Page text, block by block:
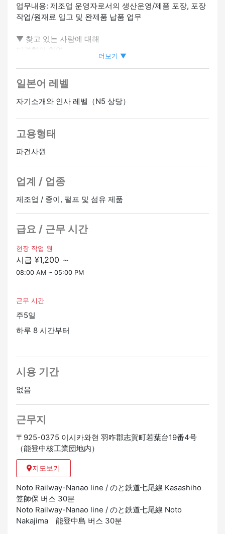
・에어컨 및 난방 설비
지침이 전달되는 정도
채용 담당자가 서류전형 합격자에게 연락을 드릴 예정입니
다.
업무내용: 제조업 운영자로서의 생산운영/제품 포장, 포장
작업/원재료 입고 및 완제품 납품 업무
▼ 찾고 있는 사람에 대해
미경험의 환영
정중하게 안내해 드리니 부담없이 신청해 주세요.
꾸준히 일할 수 있는 사람
▼ 일본어 레벨에 대해 [N5]
지침이 전달되는 정도
정사원 승급가능
더보기 ▼
일본어 레벨
자기소개와 인사 레벨（N5 상당）
고용형태
파견사원
업계 / 업종
제조업 / 종이, 펄프 및 섬유 제품
급요 / 근무 시간
현장 작업 원
시급 ¥1,200 ～
08:00 AM ~ 05:00 PM
근무 시간
주5일
하루 8 시간부터
시용 기간
없음
근무지
〒925-0375 이시카와현 羽咋郡志賀町若葉台19番4号
（能登中核工業団地内）
지도보기
Noto Railway-Nanao line / のと鉄道七尾線 Kasashiho
笠師保 버스 30분
Noto Railway-Nanao line / のと鉄道七尾線 Noto
Nakajima 能登中島 버스 30분